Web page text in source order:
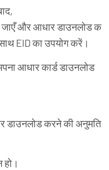
,
जाएँऔरआधारडाउनलोडक
EIDकाउपयोगकरें ।
आधारकार्डडाउनलोड
डाउनलोडकरनेकीअनुमति
हो ।